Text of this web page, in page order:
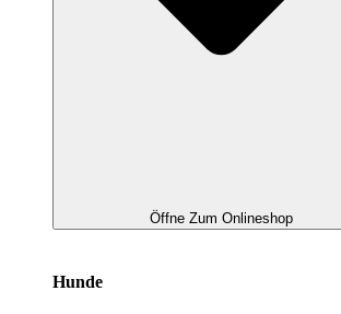
Öffne Zum Onlineshop
Hunde